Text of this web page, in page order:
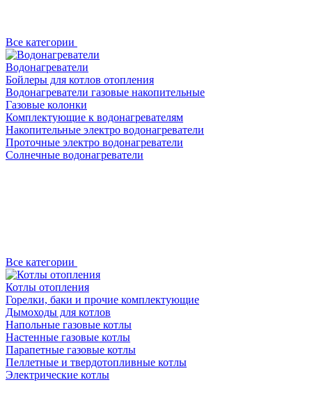
Все категории
Водонагреватели
Бойлеры для котлов отопления
Водонагреватели газовые накопительные
Газовые колонки
Комплектующие к водонагревателям
Накопительные электро водонагреватели
Проточные электро водонагреватели
Солнечные водонагреватели
Все категории
Котлы отопления
Горелки, баки и прочие комплектующие
Дымоходы для котлов
Напольные газовые котлы
Настенные газовые котлы
Парапетные газовые котлы
Пеллетные и твердотопливные котлы
Электрические котлы